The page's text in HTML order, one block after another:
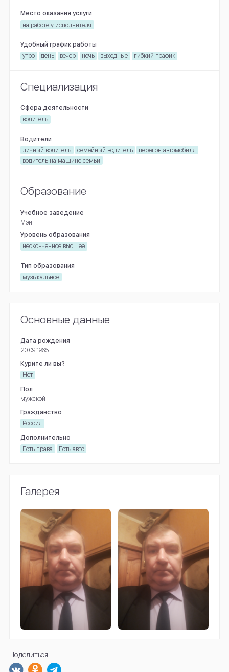
Место оказания услуги
на работе у исполнителя
Удобный график работы
утро
день вечер ночь выходные гибкий график
Специализация
Сфера деятельности
водитель
Водители
личный водитель
семейный водитель
перегон автомобиля
водитель на машине семьи
Образование
Учебное заведение
Мэи
Уровень образования
неоконченное высшее
Тип образования
музыкальное
Основные данные
Дата рождения
20.09.1965
Курите ли вы?
Нет
Пол
мужской
Гражданство
Россия
Дополнительно
Есть права
Есть авто
Галерея
Поделиться